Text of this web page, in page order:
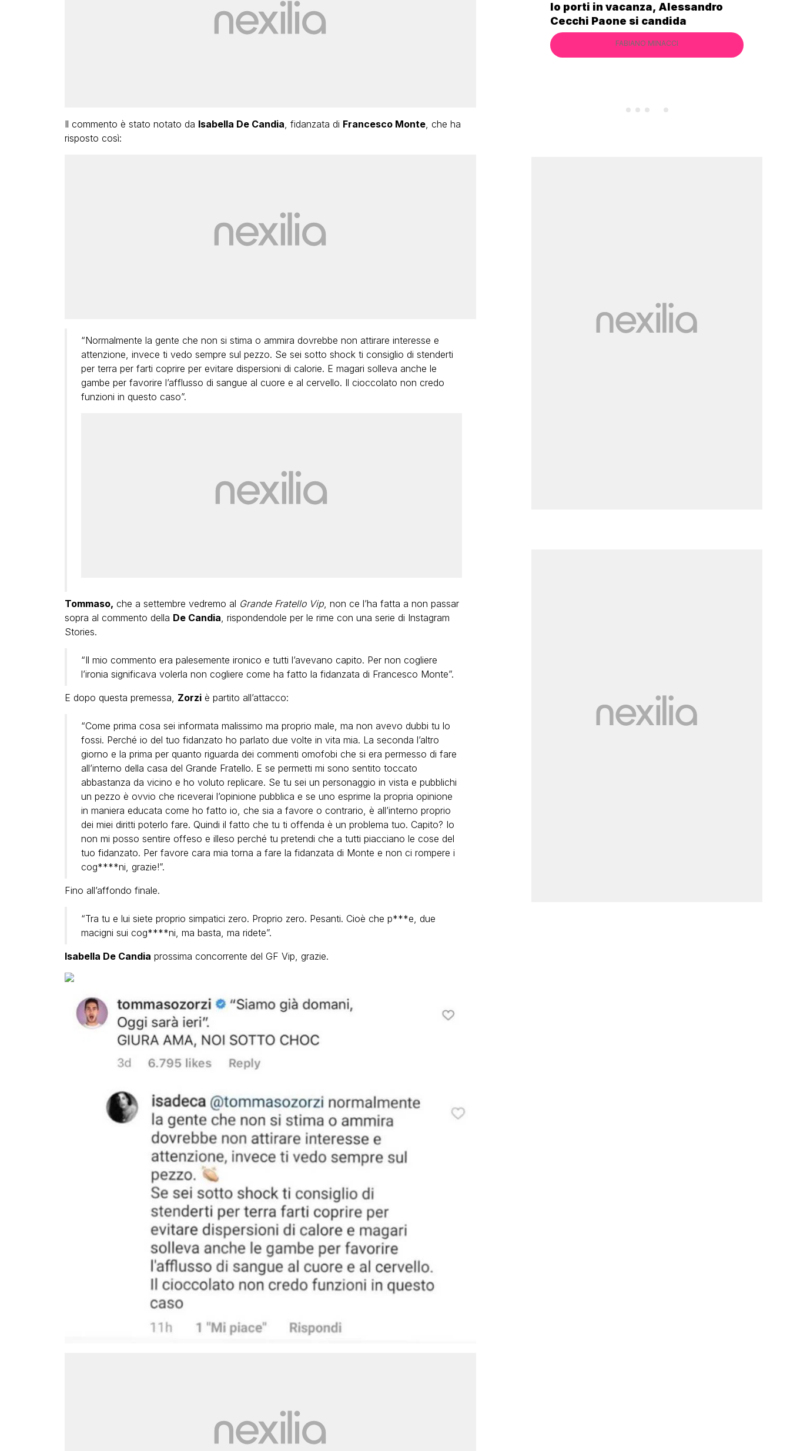
Il commento è stato notato da Isabella De Candia, fidanzata di Francesco Monte, che ha
risposto così:
“Normalmente la gente che non si stima o ammira dovrebbe non attirare interesse e
attenzione, invece ti vedo sempre sul pezzo. Se sei sotto shock ti consiglio di stenderti
per terra per farti coprire per evitare dispersioni di calorie. E magari solleva anche le
gambe per favorire l’afflusso di sangue al cuore e al cervello. Il cioccolato non credo
funzioni in questo caso”.
Tommaso, che a settembre vedremo al Grande Fratello Vip, non ce l’ha fatta a non passar
sopra al commento della De Candia, rispondendole per le rime con una serie di Instagram
Stories.
“Il mio commento era palesemente ironico e tutti l’avevano capito. Per non cogliere
l’ironia significava volerla non cogliere come ha fatto la fidanzata di Francesco Monte”.
E dopo questa premessa, Zorziè partito all’attacco:
“Come prima cosa sei informata malissimo ma proprio male, ma non avevo dubbi tu lo
fossi. Perché io del tuo fidanzato ho parlato due volte in vita mia. La seconda l’altro
giorno e la prima per quanto riguarda dei commenti omofobi che si era permesso di fare
all’interno della casa del Grande Fratello. E se permetti mi sono sentito toccato
abbastanza da vicino e ho voluto replicare. Se tu sei un personaggio in vista e pubblichi
un pezzo è ovvio che riceverai l’opinione pubblica e se uno esprime la propria opinione
in maniera educata come ho fatto io, che sia a favore o contrario, è all’interno proprio
dei miei diritti poterlo fare. Quindi il fatto che tu ti offenda è un problema tuo. Capito? Io
non mi posso sentire offeso e illeso perché tu pretendi che a tutti piacciano le cose del
tuo fidanzato. Per favore cara mia torna a fare la fidanzata di Monte e non ci rompere i
cog****ni, grazie!”.
Fino all’affondo finale.
“Tra tu e lui siete proprio simpatici zero. Proprio zero. Pesanti. Cioè che p***e, due
macigni sui cog****ni, ma basta, ma ridete”.
Isabella De Candia prossima concorrente del GF Vip, grazie.
virale nell’estate della chiusura
definitiva di Striscia la Notizia
Mostro di Firenze: “Ho visto il
secchio pieno di sangue”
FABIANO MINACCI